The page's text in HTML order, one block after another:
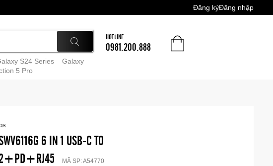
Đăng kýĐăng nhập
S24 Series
Galaxy
5 Pro
HOTLINE
0981.200.888
6 IN 1 USB-C TO
MÃ SP:A54770